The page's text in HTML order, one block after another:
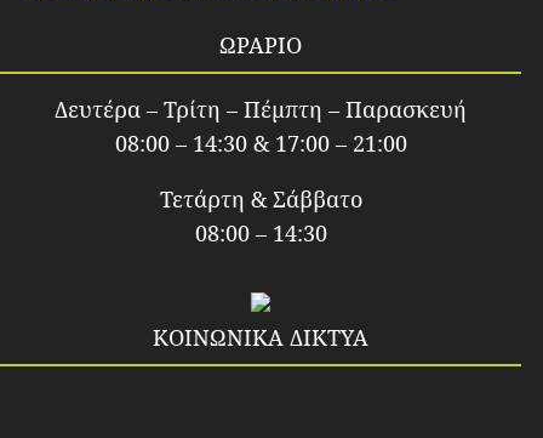
ΩΡΑΡΙΟ
Δευτέρα – Τρίτη – Πέμπτη – Παρασκευή
08:00 – 14:30 & 17:00 – 21:00
Τετάρτη & Σάββατο
08:00 – 14:30
ΚΟΙΝΩΝΙΚΑ ΔΙΚΤΥΑ